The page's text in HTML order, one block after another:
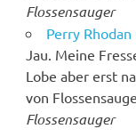
Flossensauger
Perry Rhodan
Jau. Meine
Lobe aber erst
von
Flossensauger